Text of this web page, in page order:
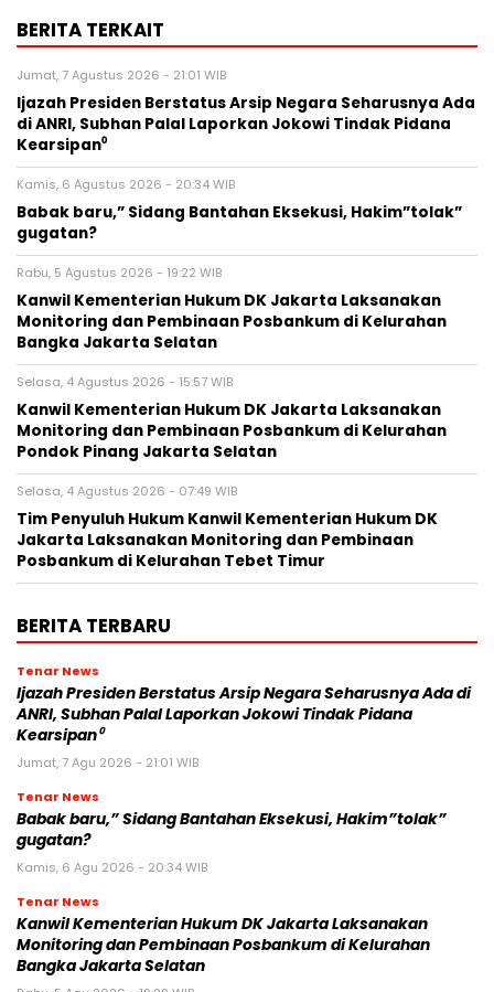
BERITA TERKAIT
Jumat, 7 Agustus 2026 - 21:01 WIB
Ijazah Presiden Berstatus Arsip Negara Seharusnya Ada
di ANRI, Subhan Palal Laporkan Jokowi Tindak Pidana
Kearsipan⁰
Kamis, 6 Agustus 2026 - 20:34 WIB
Babak baru,” Sidang Bantahan Eksekusi, Hakim”tolak”
gugatan?
Rabu, 5 Agustus 2026 - 19:22 WIB
Kanwil Kementerian Hukum DK Jakarta Laksanakan
Monitoring dan Pembinaan Posbankum di Kelurahan
Bangka Jakarta Selatan
Selasa, 4 Agustus 2026 - 15:57 WIB
Kanwil Kementerian Hukum DK Jakarta Laksanakan
Monitoring dan Pembinaan Posbankum di Kelurahan
Pondok Pinang Jakarta Selatan
Selasa, 4 Agustus 2026 - 07:49 WIB
Tim Penyuluh Hukum Kanwil Kementerian Hukum DK
Jakarta Laksanakan Monitoring dan Pembinaan
Posbankum di Kelurahan Tebet Timur
BERITA TERBARU
Tenar News
Ijazah Presiden Berstatus Arsip Negara Seharusnya Ada di
ANRI, Subhan Palal Laporkan Jokowi Tindak Pidana
Kearsipan⁰
Jumat, 7 Agu 2026 - 21:01 WIB
Tenar News
Babak baru,” Sidang Bantahan Eksekusi, Hakim”tolak”
gugatan?
Kamis, 6 Agu 2026 - 20:34 WIB
Tenar News
Kanwil Kementerian Hukum DK Jakarta Laksanakan
Monitoring dan Pembinaan Posbankum di Kelurahan
Bangka Jakarta Selatan